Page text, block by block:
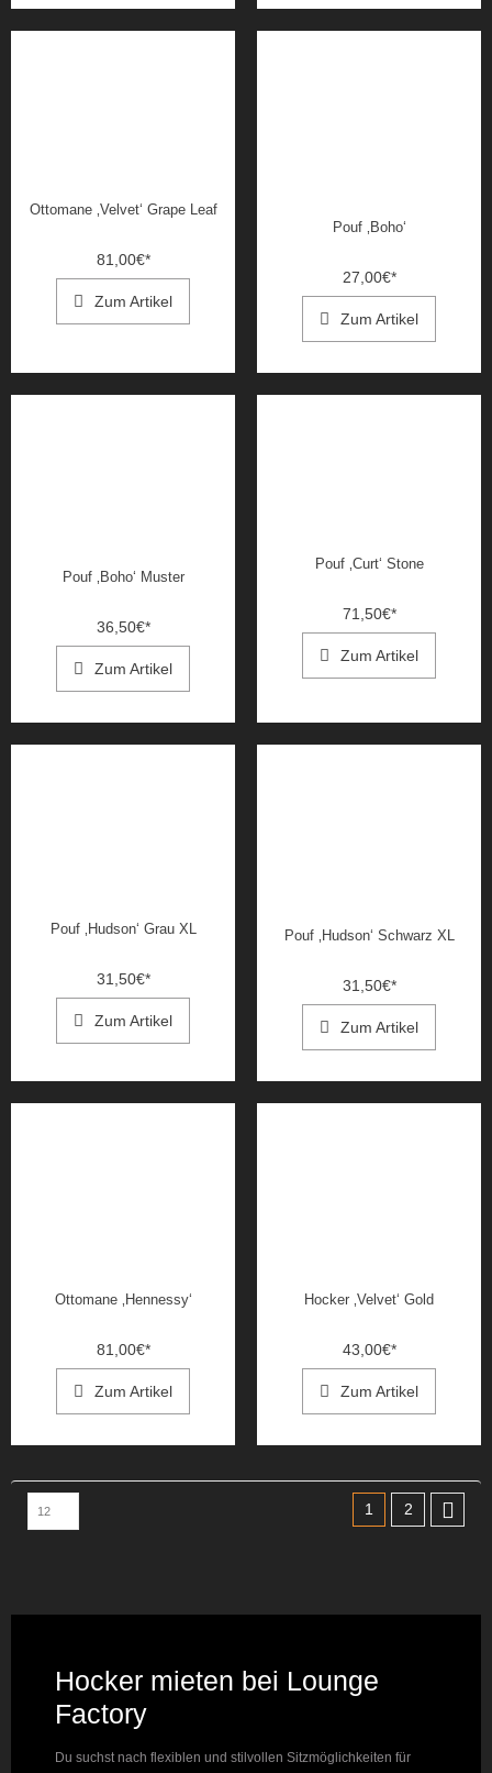
Ottomane ‚Velvet‘ Grape Leaf
81,00€*
Zum Artikel
Pouf ‚Boho‘
27,00€*
Zum Artikel
Pouf ‚Boho‘ Muster
36,50€*
Zum Artikel
Pouf ‚Curt‘ Stone
71,50€*
Zum Artikel
Pouf ‚Hudson‘ Grau XL
31,50€*
Zum Artikel
Pouf ‚Hudson‘ Schwarz XL
31,50€*
Zum Artikel
Ottomane ‚Hennessy‘
81,00€*
Zum Artikel
Hocker ‚Velvet‘ Gold
43,00€*
Zum Artikel
1 2
Hocker mieten bei Lounge
Factory
Du suchst nach flexiblen und stilvollen Sitzmöglichkeiten für